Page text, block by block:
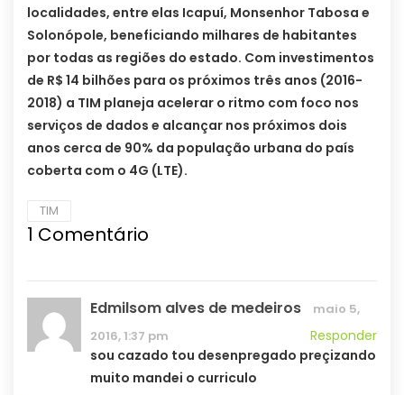
localidades, entre elas Icapuí, Monsenhor Tabosa e
Solonópole, beneficiando milhares de habitantes
por todas as regiões do estado. Com investimentos
de R$ 14 bilhões para os próximos três anos (2016-
2018) a TIM planeja acelerar o ritmo com foco nos
serviços de dados e alcançar nos próximos dois
anos cerca de 90% da população urbana do país
coberta com o 4G (LTE).
TIM
1 Comentário
Edmilsom alves de medeiros
maio 5,
2016, 1:37 pm
Responder
sou cazado tou desenpregado preçizando
muito mandei o curriculo